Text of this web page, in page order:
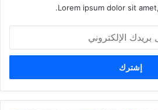
Lorem ipsum dolor sit